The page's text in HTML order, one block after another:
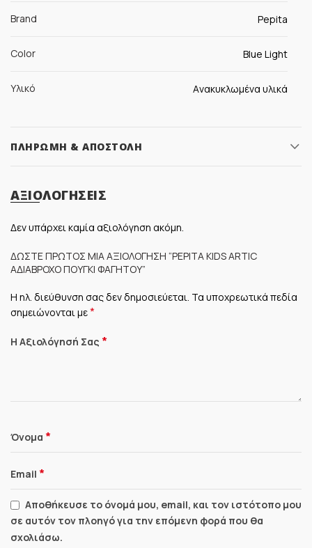
Brand Pepita
Color Blue Light
Υλικό Aνακυκλωμένα υλικά
ΠΛΗΡΩΜΉ & ΑΠΟΣΤΟΛΉ
ΑΞΙΟΛΟΓΉΣΕΙΣ
Δεν υπάρχει καμία αξιολόγηση ακόμη.
ΔΏΣΤΕ ΠΡΏΤΟΣ ΜΊΑ ΑΞΙΟΛΌΓΗΣΗ “PEPITA KIDS ARTIC
AΔΙΆΒΡΟΧΟ ΠΟΥΓΚΊ ΦΑΓΗΤΟΎ”
Η ηλ. διεύθυνση σας δεν δημοσιεύεται. Τα υποχρεωτικά πεδία
σημειώνονται με*
Η Αξιολόγησή Σας *
Όνομα *
Email *
Αποθήκευσε το όνομά μου, email, και τον ιστότοπο μου
σε αυτόν τον πλοηγό για την επόμενη φορά που θα
σχολιάσω.